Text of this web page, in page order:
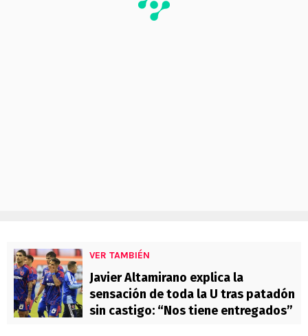
VER TAMBIÉN
Javier Altamirano explica la
sensación de toda la U tras patadón
sin castigo: “Nos tiene entregados”